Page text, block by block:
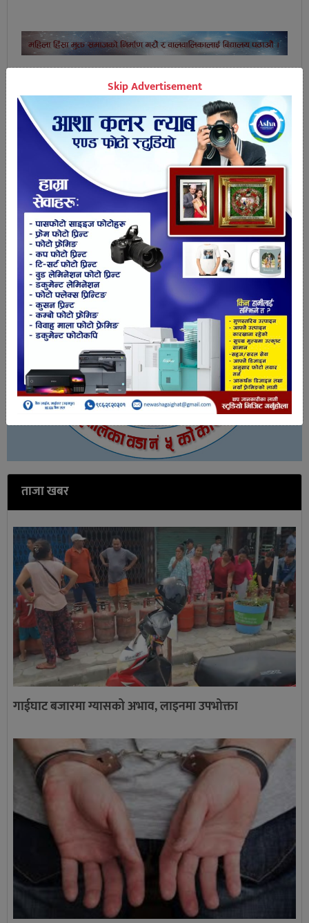
तपाईको प्रतिक्रिया
ताजा खबर
गाईघाट बजारमा ग्यासको अभाव, लाइनमा उपभोक्ता
Skip Advertisement